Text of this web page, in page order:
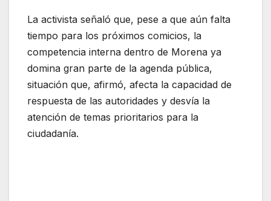
La activista señaló que, pese a que aún falta
tiempo para los próximos comicios, la
competencia interna dentro de Morena ya
domina gran parte de la agenda pública,
situación que, afirmó, afecta la capacidad de
respuesta de las autoridades y desvía la
atención de temas prioritarios para la
ciudadanía.